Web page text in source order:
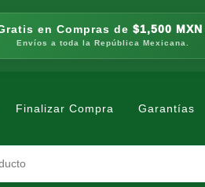
en Compras de $1,500
Envíos a toda la República Mexicana.
Finalizar Compra Garantías